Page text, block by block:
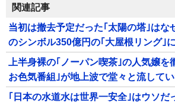
関連記事
当初は撤去予定だった｢太陽の塔｣は
のシンボル350億円の｢大屋根リング｣
上半身裸の｢ノーパン喫茶｣の人気嬢
お色気番組｣が地上波で堂々と流して
｢日本の水道水は世界一安全｣はウソ